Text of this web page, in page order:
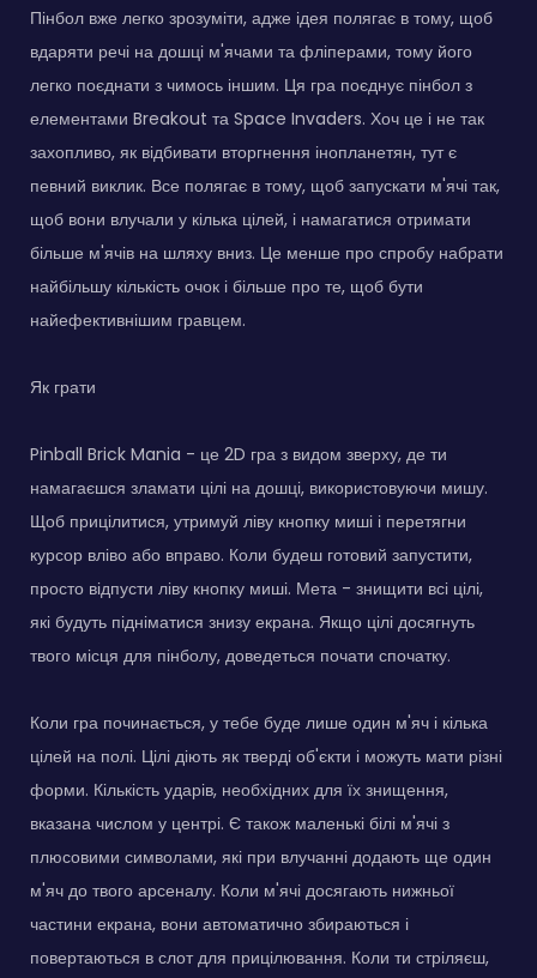
Пінбол вже легко зрозуміти, адже ідея полягає в тому, щоб
вдаряти речі на дошці м'ячами та фліперами, тому його
легко поєднати з чимось іншим. Ця гра поєднує пінбол з
елементами Breakout та Space Invaders. Хоч це і не так
захопливо, як відбивати вторгнення інопланетян, тут є
певний виклик. Все полягає в тому, щоб запускати м'ячі так,
щоб вони влучали у кілька цілей, і намагатися отримати
більше м'ячів на шляху вниз. Це менше про спробу набрати
найбільшу кількість очок і більше про те, щоб бути
найефективнішим гравцем.
Як грати
Pinball Brick Mania - це 2D гра з видом зверху, де ти
намагаєшся зламати цілі на дошці, використовуючи мишу.
Щоб прицілитися, утримуй ліву кнопку миші і перетягни
курсор вліво або вправо. Коли будеш готовий запустити,
просто відпусти ліву кнопку миші. Мета - знищити всі цілі,
які будуть підніматися знизу екрана. Якщо цілі досягнуть
твого місця для пінболу, доведеться почати спочатку.
Коли гра починається, у тебе буде лише один м'яч і кілька
цілей на полі. Цілі діють як тверді об'єкти і можуть мати різні
форми. Кількість ударів, необхідних для їх знищення,
вказана числом у центрі. Є також маленькі білі м'ячі з
плюсовими символами, які при влучанні додають ще один
м'яч до твого арсеналу. Коли м'ячі досягають нижньої
частини екрана, вони автоматично збираються і
повертаються в слот для прицілювання. Коли ти стріляєш,